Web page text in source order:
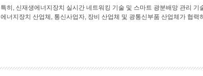
특히, 신재생에너지장치 실시간 네트워킹 기술 및 스마트 광분배망 관리
에너지장치 산업체, 통신사업자, 장비 산업체 및 광통신부품 산업체가 협력